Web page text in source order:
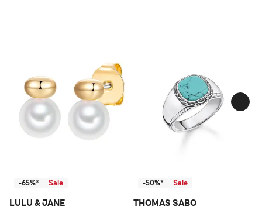
-65%* Sale
LULU & JANE
-50%* Sale
THOMAS SABO